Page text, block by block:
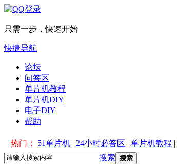
只需一步，快速开始
快捷导航
论坛
问答区
单片机教程
单片机DIY
电子DIY
帮助
热门： 51单片机 | 24小时必答区 | 单片机教程 |
搜索 搜索